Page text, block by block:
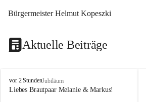
Bürgermeister Helmut Kopeszki
Aktuelle Beiträge
T
o
vor 2 StundenJubiläum
Liebes Brautpaar Melanie & Markus!